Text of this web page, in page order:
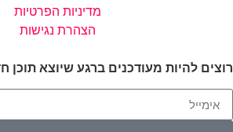
מדיניות הפרטיות
הצהרת נגישות
להיות מעודכנים ברגע שיוצא תוכן